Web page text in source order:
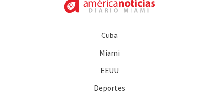
Cuba
Miami
EEUU
Deportes